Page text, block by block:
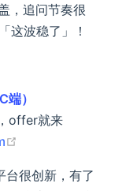
，追问节奏很
这波稳了」！
window)
端）
offer就来
台很创新，有了